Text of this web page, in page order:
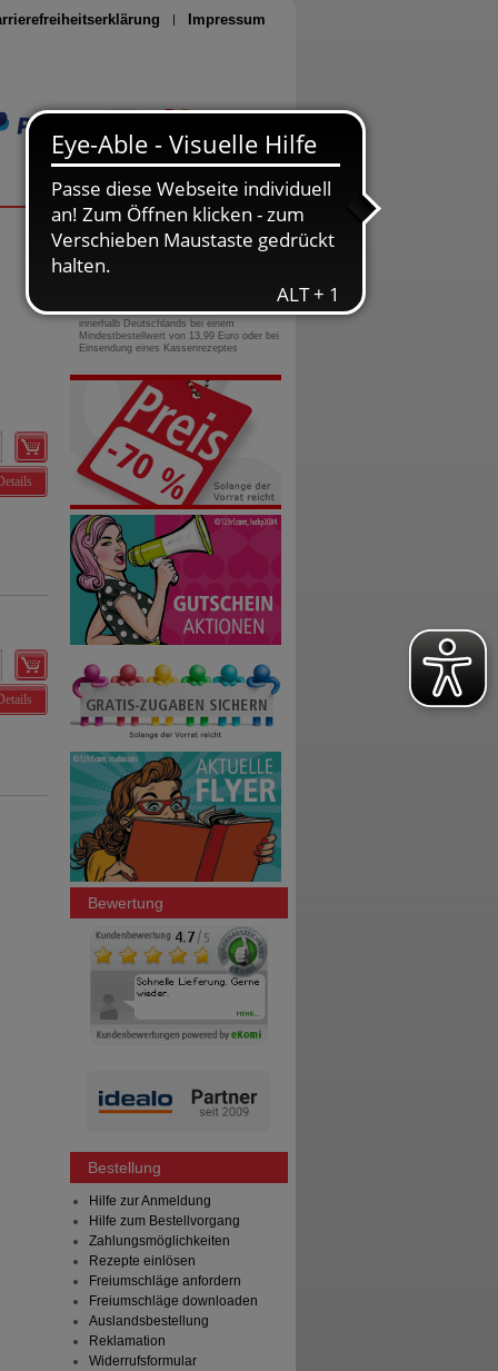
Impressum
Seite drucken
0800-10 11 422
gebührenfreie Rufnummer
innerhalb Deutschlands bei einem
Mindestbestellwert von 13,99 Euro oder bei
Einsendung eines Kassenrezeptes
Bewertung
Bestellung
Hilfe zur Anmeldung
Hilfe zum Bestellvorgang
Zahlungsmöglichkeiten
Rezepte einlösen
Freiumschläge anfordern
Freiumschläge downloaden
Auslandsbestellung
Reklamation
Widerrufsformular